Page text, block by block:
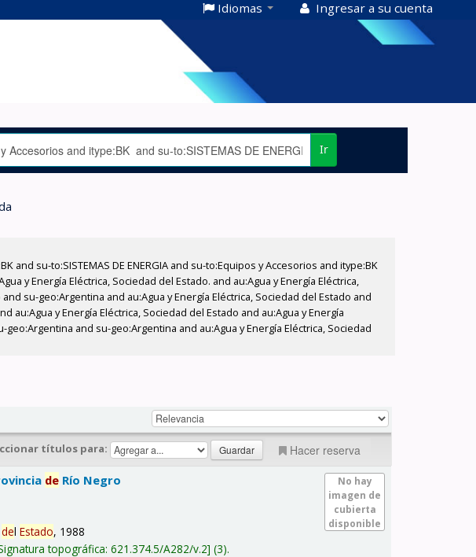
Idiomas Ingresar a su cuenta
Ir
su-to:SISTEMAS DE ENERGIA and su-to:Equipos y Accesorios and itype:BK
y Energía Eléctrica, Sociedad del Estado. and au:Agua y Energía Eléctrica,
su-geo:Argentina and au:Agua y Energía Eléctrica, Sociedad del Estado and
au:Agua y Energía Eléctrica, Sociedad del Estado and au:Agua y Energía
and su-geo:Argentina and au:Agua y Energía Eléctrica, Sociedad
títulos para: Hacer reserva
No hay
imagen de
cubierta
disponible
de Río Negro
delEstado, 1988
topográfica:621.374.5/A282/v.2 (3).